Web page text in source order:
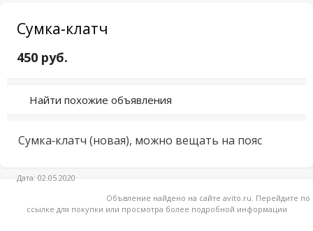
Сумка-клатч
450 руб.
Найти похожие объявления
Сумка-клатч (новая), можно вещать на пояс
Дата: 02.05.2020
Объвление найдено на сайте avito.ru. Перейдите по
ссылке для покупки или просмотра более подробной информации